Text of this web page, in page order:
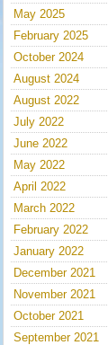
May 2025
February 2025
October 2024
August 2024
August 2022
July 2022
June 2022
May 2022
April 2022
March 2022
February 2022
January 2022
December 2021
November 2021
October 2021
September 2021